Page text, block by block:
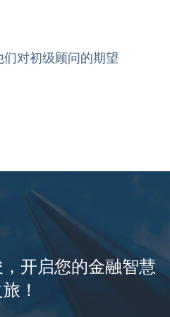
对初级顾问的期望
开启您的金融智慧
！